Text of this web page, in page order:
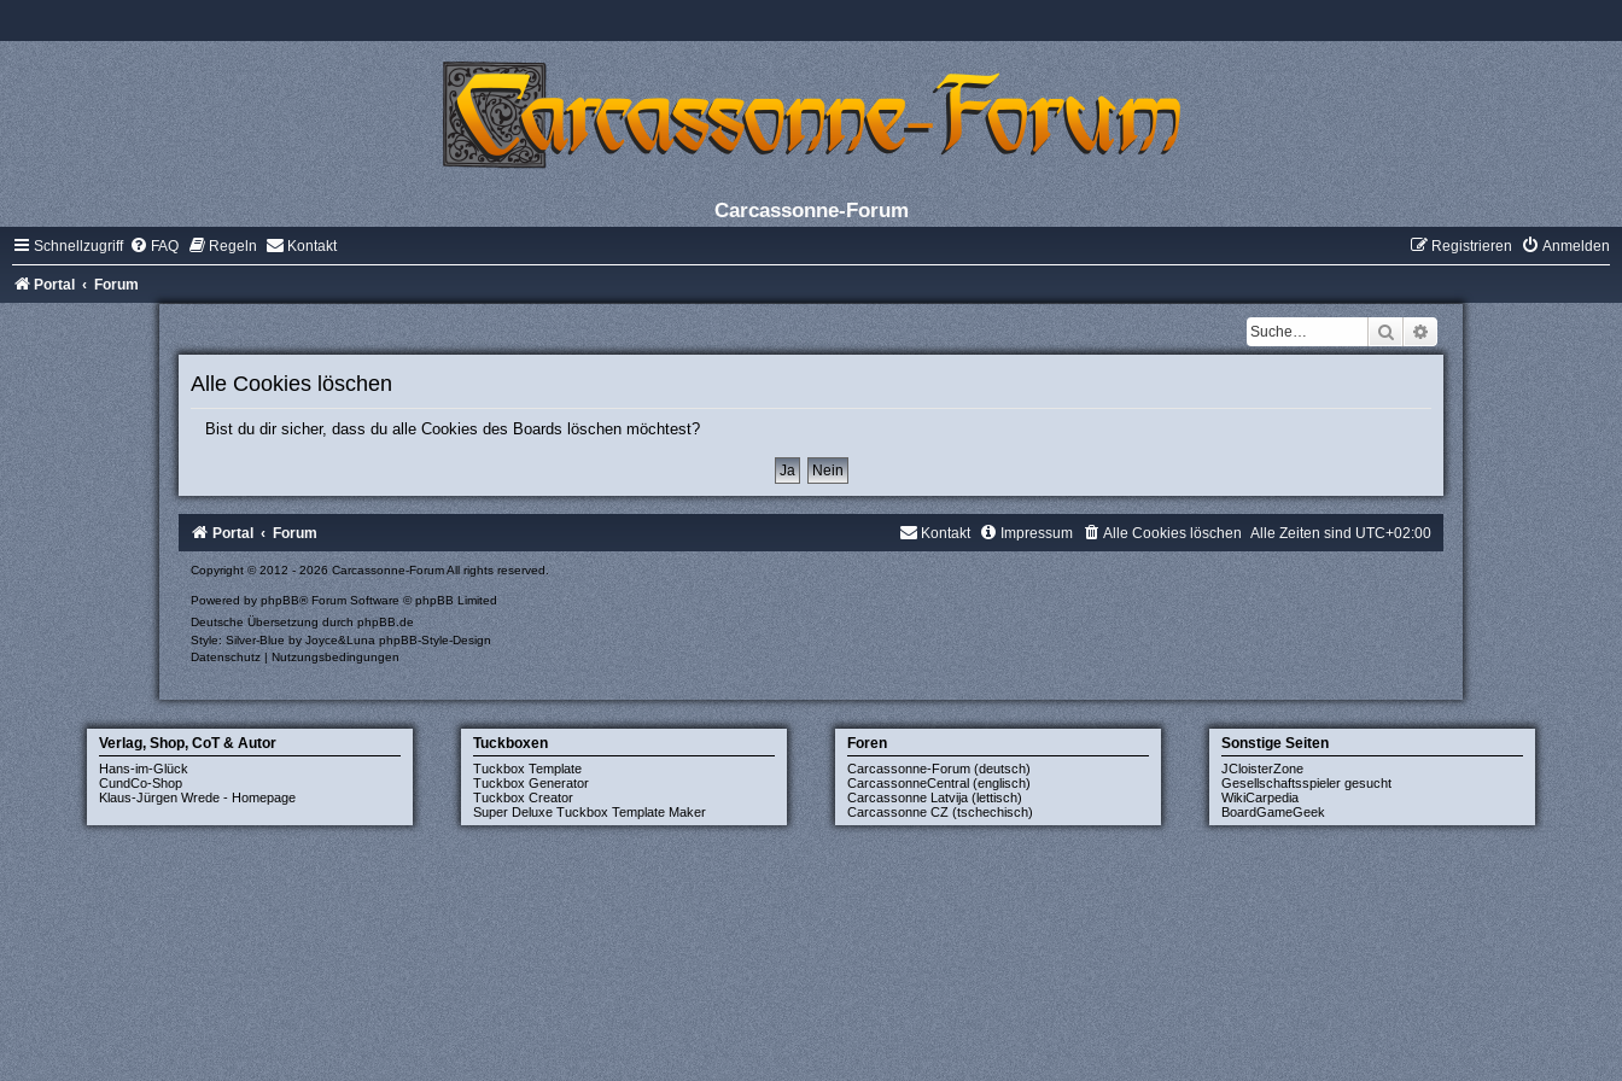
Carcassonne-Forum
Schnellzugriff FAQ Regeln Kontakt Anmelden
Registrieren
Portal Forum
Suche Erweiterte Suche
Alle Cookies löschen
Bist du dir sicher, dass du alle Cookies des Boards löschen möchtest?
Portal Forum Alle Zeiten sind UTC+02:00
Alle Cookies löschen
Impressum
Kontakt
Copyright © 2012 - 2026 Carcassonne-Forum All rights reserved.
Powered byphpBB® Forum Software © phpBB Limited
Deutsche Übersetzung durch phpBB.de
Style: Silver-Blue by Joyce&Luna phpBB-Style-Design
Datenschutz | Nutzungsbedingungen
Verlag, Shop, CoT & Autor
Hans-im-Glück
CundCo-Shop
Klaus-Jürgen Wrede - Homepage
Tuckboxen
Tuckbox Template
Tuckbox Generator
Tuckbox Creator
Super Deluxe Tuckbox Template Maker
Foren
Carcassonne-Forum (deutsch)
CarcassonneCentral (englisch)
Carcassonne Latvija (lettisch)
Carcassonne CZ (tschechisch)
Sonstige Seiten
JCloisterZone
Gesellschaftsspieler gesucht
WikiCarpedia
BoardGameGeek